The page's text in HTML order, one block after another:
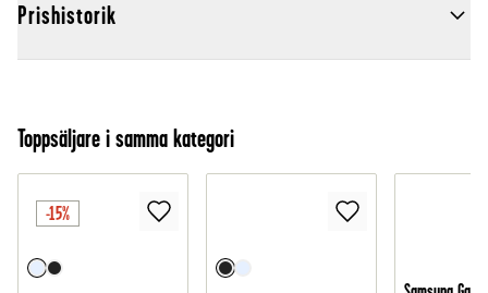
Prishistorik
Toppsäljare i samma kategori
-15%